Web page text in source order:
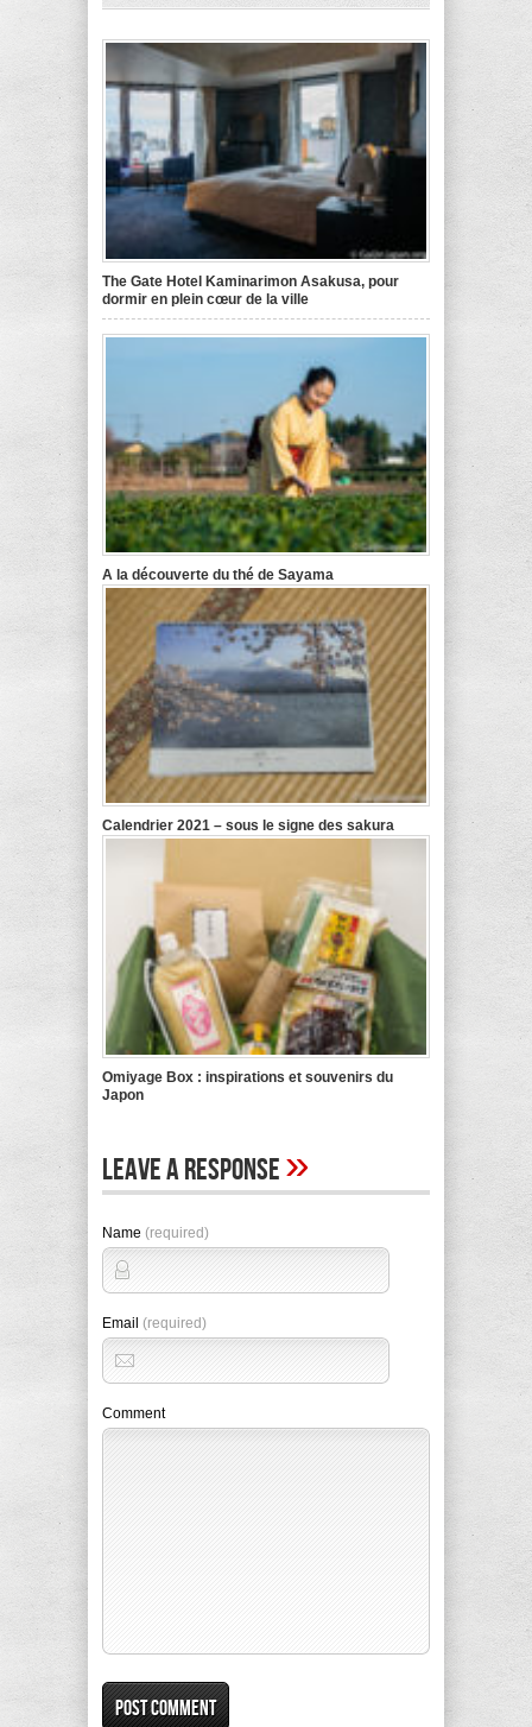
The Gate Hotel Kaminarimon Asakusa, pour
dormir en plein cœur de la ville
A la découverte du thé de Sayama
Calendrier 2021 – sous le signe des sakura
Omiyage Box : inspirations et souvenirs du
Japon
Leave A Response»
Name (required)
Email (required)
Comment